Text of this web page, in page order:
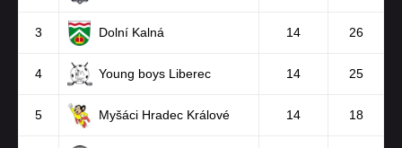
3 Dolní Kalná 14 26
4 Young boys Liberec 14 25
5 Myšáci Hradec Králové 14 18